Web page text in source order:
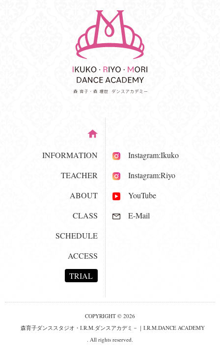
INFORMATION
TEACHER
ABOUT
CLASS
SCHEDULE
ACCESS
TRIAL
Instagram:Ikuko
Instagram:Riyo
YouTube
E-Mail
COPYRIGHT © 2026
森育子ダンススタジオ・I.R.M.ダンスアカデミ－｜I.R.M.DANCE ACADEMY
. All rights reserved.